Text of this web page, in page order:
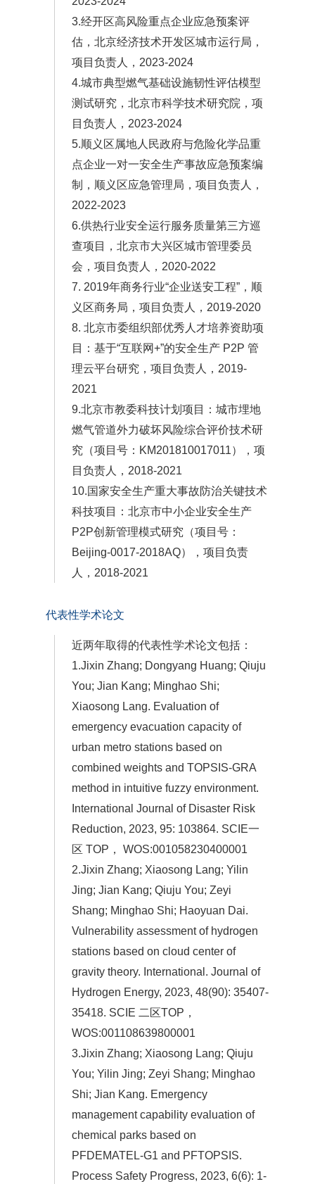
3.经开区高风险重点企业应急预案评
估，北京经济技术开发区城市运行局，
项目负责人，2023-2024
4.城市典型燃气基础设施韧性评估模型
测试研究，北京市科学技术研究院，项
目负责人，2023-2024
5.顺义区属地人民政府与危险化学品重
点企业一对一安全生产事故应急预案编
制，顺义区应急管理局，项目负责人，
2022-2023
6.供热行业安全运行服务质量第三方巡
查项目，北京市大兴区城市管理委员
会，项目负责人，2020-2022
7. 2019年商务行业“企业送安工程”，顺
义区商务局，项目负责人，2019-2020
8. 北京市委组织部优秀人才培养资助项
目：基于“互联网+”的安全生产 P2P 管
理云平台研究，项目负责人，2019-
2021
9.北京市教委科技计划项目：城市埋地
燃气管道外力破坏风险综合评价技术研
究（项目号：KM201810017011），项
目负责人，2018-2021
10.国家安全生产重大事故防治关键技术
科技项目：北京市中小企业安全生产
P2P创新管理模式研究（项目号：
Beijing-0017-2018AQ），项目负责
人，2018-2021
代表性学术论文
近两年取得的代表性学术论文包括：
1.Jixin Zhang; Dongyang Huang; Qiuju
You; Jian Kang; Minghao Shi;
Xiaosong Lang. Evaluation of
emergency evacuation capacity of
urban metro stations based on
combined weights and TOPSIS-GRA
method in intuitive fuzzy environment.
International Journal of Disaster Risk
Reduction, 2023, 95: 103864. SCIE一
区 TOP， WOS:001058230400001
2.Jixin Zhang; Xiaosong Lang; Yilin
Jing; Jian Kang; Qiuju You; Zeyi
Shang; Minghao Shi; Haoyuan Dai.
Vulnerability assessment of hydrogen
stations based on cloud center of
gravity theory. International. Journal of
Hydrogen Energy, 2023, 48(90): 35407-
35418. SCIE 二区TOP，
WOS:001108639800001
3.Jixin Zhang; Xiaosong Lang; Qiuju
You; Yilin Jing; Zeyi Shang; Minghao
Shi; Jian Kang. Emergency
management capability evaluation of
chemical parks based on
PFDEMATEL-G1 and PFTOPSIS.
Process Safety Progress, 2023, 6(6): 1-